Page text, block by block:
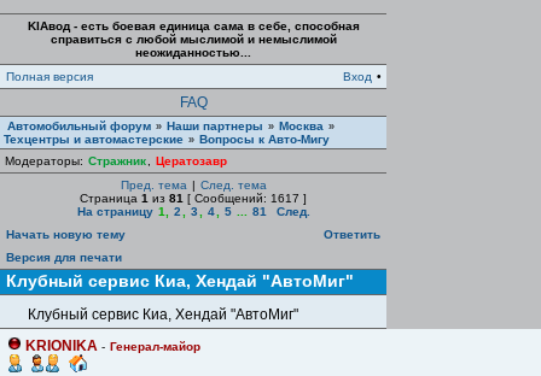
KIAвод - есть боевая единица сама в себе, способная
справиться с любой мыслимой и немыслимой
неожиданностью...
Полная версия
Вход •
FAQ
Автомобильный форум » Наши партнеры » Москва »
Техцентры и автомастерские » Вопросы к Авто-Мигу
Модераторы: Стражник
Цератозавр
Пред. тема | След. тема
Страница 1 из 81 [ Сообщений: 1617 ]
На страницу 1 2 3 4 5 81
След.
Начать новую тему
Ответить
Версия для печати
Клубный сервис Киа, Хендай "АвтоМиг"
Клубный сервис Киа, Хендай "АвтоМиг"
KRIONIKA - Генерал-майор